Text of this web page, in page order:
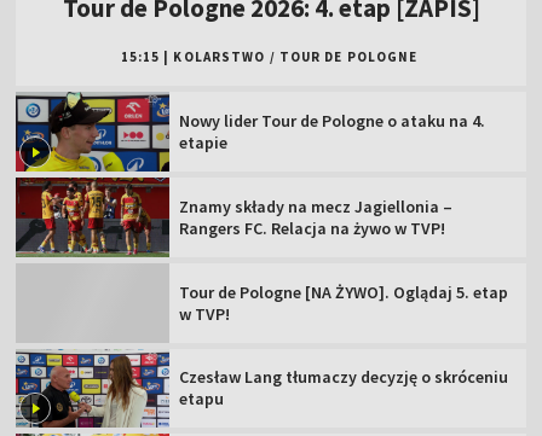
Tour de Pologne 2026: 4. etap [ZAPIS]
15:15 KOLARSTWO / TOUR DE POLOGNE
Nowy lider Tour de Pologne o ataku na 4.
etapie
Znamy składy na mecz Jagiellonia –
Rangers FC. Relacja na żywo w TVP!
Tour de Pologne [NA ŻYWO]. Oglądaj 5. etap
w TVP!
Czesław Lang tłumaczy decyzję o skróceniu
etapu